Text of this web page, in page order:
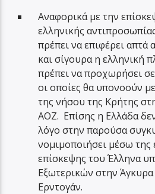
Αναφορικά με την
ελληνικής
πρέπει να επιφέρει απτά
και σίγουρα η ελληνική
πρέπει να προχωρήσει σε
οι οποίες θα υπονοούν
της νήσου της Κρήτης
ΑΟΖ. Επίσης η Ελλάδα
λόγο στην παρούσα
νομιμοποιήσει μέσω της
επίσκεψης του Έλληνα
Εξωτερικών στην
Ερντογάν.